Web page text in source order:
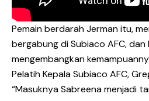
Pemain berdarah Jerman itu,
bergabung di Subiaco AFC,
mengembangkan
Pelatih Kepala Subiaco AFC,
“Masuknya Sabreena menjadi